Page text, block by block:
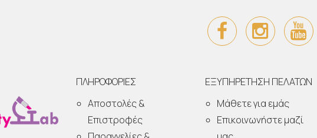
ΠΛΗΡΟΦΟΡΙΕΣ
Αποστολές &
Επιστροφές
ΕΞΥΠΗΡΕΤΗΣΗ ΠΕΛΑΤΩΝ
Μάθετε για εμάς
Επικοινωνήστε μαζί